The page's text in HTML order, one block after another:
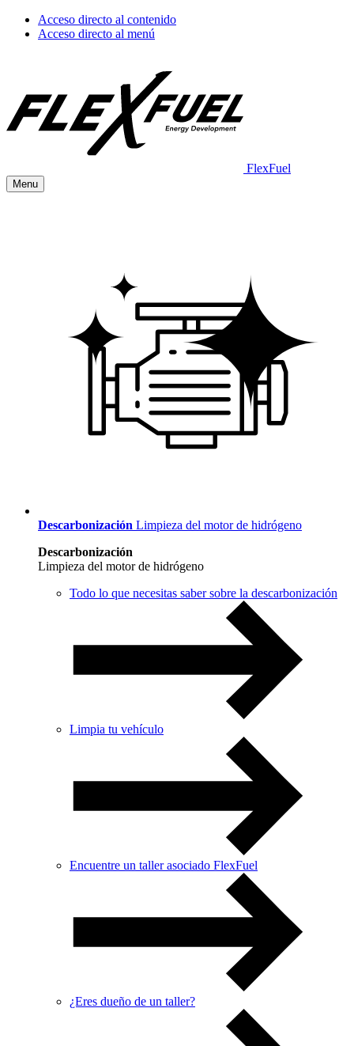
Acceso directo al contenido
Acceso directo al menú
FlexFuel
Menu
Descarbonización Limpieza del motor de hidrógeno
Descarbonización
Limpieza del motor de hidrógeno
Todo lo que necesitas saber sobre la descarbonización
Limpia tu vehículo
Encuentre un taller asociado FlexFuel
¿Eres dueño de un taller?